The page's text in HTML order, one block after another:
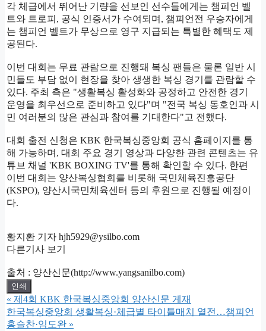
각 체급에서 뛰어난 기량을 선보인 선수들에게는 챔피언 벨
트와 트로피, 공식 인증서가 수여되며, 챔피언전 우승자에게
는 챔피언 벨트가 무상으로 영구 지급되는 특별한 혜택도 제
공된다.
이번 대회는 무료 관람으로 진행돼 복싱 팬들은 물론 일반 시
민들도 부담 없이 현장을 찾아 생생한 복싱 경기를 관람할 수
있다. 주최 측은 "생활복싱 활성화와 공정하고 안전한 경기
운영을 최우선으로 준비하고 있다"며 "전국 복싱 동호인과 시
민 여러분의 많은 관심과 참여를 기대한다"고 전했다.
대회 출전 신청은 KBK 한국복싱중앙회 공식 홈페이지를 통
해 가능하며, 대회 주요 경기 영상과 다양한 관련 콘텐츠는 유
튜브 채널 'KBK BOXING TV'를 통해 확인할 수 있다. 한편
이번 대회는 양산복싱협회를 비롯해 국민체육진흥공단
(KSPO), 양산시국민체육센터 등의 후원으로 진행될 예정이
다.
황지환 기자 hjh5929@ysilbo.com
다른기사 보기
출처 : 양산신문(http://www.yangsanilbo.com)
인쇄
« 제4회 KBK 한국복싱중앙회 양산신문 게재
한국복싱중앙회 생활복싱·체급별 타이틀매치 열전…챔피언
홍슬찬·임도완 »